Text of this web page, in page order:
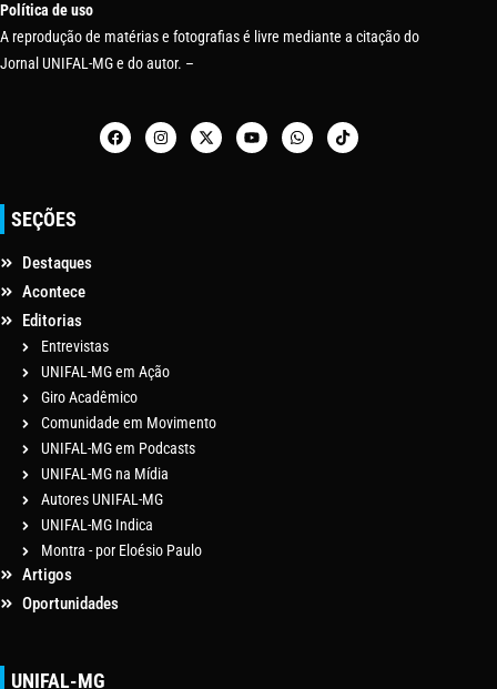
Política de uso
A reprodução de matérias e fotografias é livre mediante a citação do
Jornal UNIFAL-MG e do autor. –
SEÇÕES
Destaques
Acontece
Editorias
Entrevistas
UNIFAL-MG em Ação
Giro Acadêmico
Comunidade em Movimento
UNIFAL-MG em Podcasts
UNIFAL-MG na Mídia
Autores UNIFAL-MG
UNIFAL-MG Indica
Montra - por Eloésio Paulo
Artigos
Oportunidades
UNIFAL-MG